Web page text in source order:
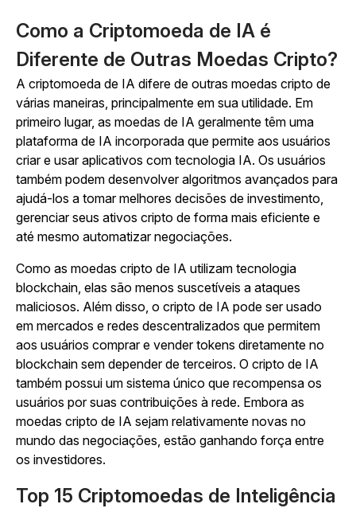
Como a Criptomoeda de IA é
Diferente de Outras Moedas Cripto?
A criptomoeda de IA difere de outras moedas cripto de
várias maneiras, principalmente em sua utilidade. Em
primeiro lugar, as moedas de IA geralmente têm uma
plataforma de IA incorporada que permite aos usuários
criar e usar aplicativos com tecnologia IA. Os usuários
também podem desenvolver algoritmos avançados para
ajudá-los a tomar melhores decisões de investimento,
gerenciar seus ativos cripto de forma mais eficiente e
até mesmo automatizar negociações.
Como as moedas cripto de IA utilizam tecnologia
blockchain, elas são menos suscetíveis a ataques
maliciosos. Além disso, o cripto de IA pode ser usado
em mercados e redes descentralizados que permitem
aos usuários comprar e vender tokens diretamente no
blockchain sem depender de terceiros. O cripto de IA
também possui um sistema único que recompensa os
usuários por suas contribuições à rede. Embora as
moedas cripto de IA sejam relativamente novas no
mundo das negociações, estão ganhando força entre
os investidores.
Top 15 Criptomoedas de Inteligência